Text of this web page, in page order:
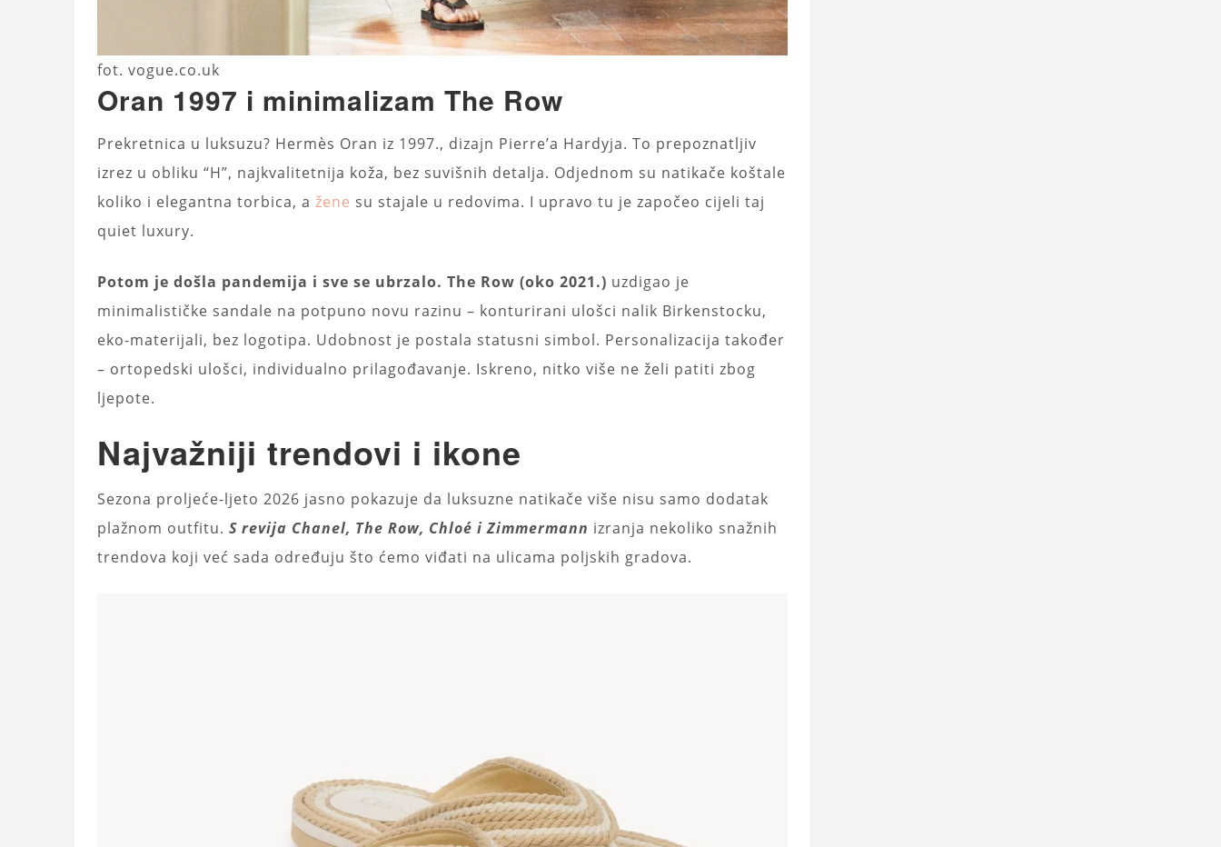
fot. vogue.co.uk
Oran 1997 i minimalizam The Row
Prekretnica u luksuzu? Hermès Oran iz 1997., dizajn Pierre’a Hardyja. To prepoznatljiv
izrez u obliku “H”, najkvalitetnija koža, bez suvišnih detalja. Odjednom su natikače koštale
koliko i elegantna torbica, a žene su stajale u redovima. I upravo tu je započeo cijeli taj
quiet luxury.
Potom je došla pandemija i sve se ubrzalo. The Row (oko 2021.) uzdigao je
minimalističke sandale na potpuno novu razinu – konturirani ulošci nalik Birkenstocku,
eko-materijali, bez logotipa. Udobnost je postala statusni simbol. Personalizacija također
– ortopedski ulošci, individualno prilagođavanje. Iskreno, nitko više ne želi patiti zbog
ljepote.
Najvažniji trendovi i ikone
Sezona proljeće-ljeto 2026 jasno pokazuje da luksuzne natikače više nisu samo dodatak
plažnom outfitu. S revija Chanel, The Row, Chloé i Zimmermann izranja nekoliko snažnih
trendova koji već sada određuju što ćemo viđati na ulicama poljskih gradova.